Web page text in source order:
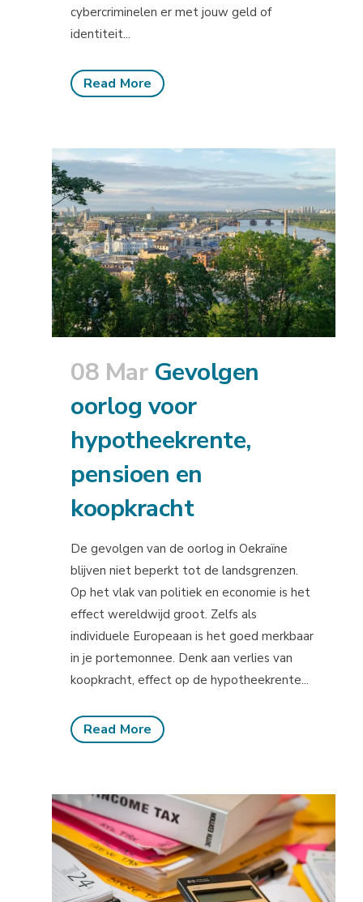
cybercriminelen er met jouw geld of
identiteit...
Read More
08 Mar Gevolgen
oorlog voor
hypotheekrente,
pensioen en
koopkracht
De gevolgen van de oorlog in Oekraïne
blijven niet beperkt tot de landsgrenzen.
Op het vlak van politiek en economie is het
effect wereldwijd groot. Zelfs als
individuele Europeaan is het goed merkbaar
in je portemonnee. Denk aan verlies van
koopkracht, effect op de hypotheekrente...
Read More